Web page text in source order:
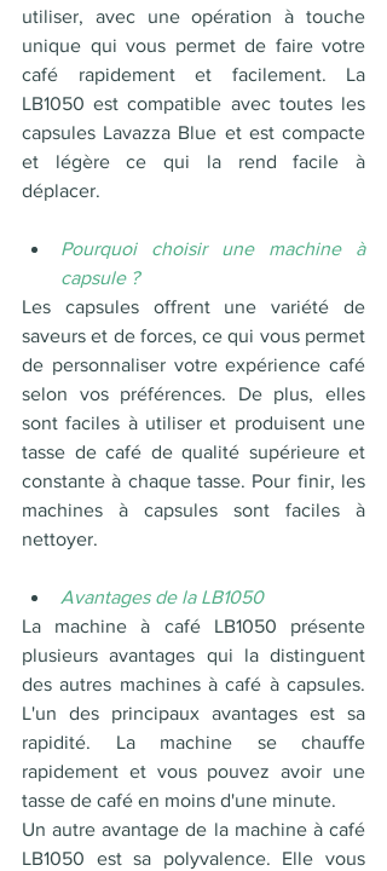
utiliser, avec une opération à touche
unique qui vous permet de faire votre
café rapidement et facilement. La
LB1050 est compatible avec toutes les
capsules Lavazza Blue et est compacte
et légère ce qui la rend facile à
déplacer.
Pourquoi choisir une machine à
capsule ?
Les capsules offrent une variété de
saveurs et de forces, ce qui vous permet
de personnaliser votre expérience café
selon vos préférences. De plus, elles
sont faciles à utiliser et produisent une
tasse de café de qualité supérieure et
constante à chaque tasse. Pour finir, les
machines à capsules sont faciles à
nettoyer.
Avantages de la LB1050
La machine à café LB1050 présente
plusieurs avantages qui la distinguent
des autres machines à café à capsules.
L'un des principaux avantages est sa
rapidité. La machine se chauffe
rapidement et vous pouvez avoir une
tasse de café en moins d'une minute.
Un autre avantage de la machine à café
LB1050 est sa polyvalence. Elle vous